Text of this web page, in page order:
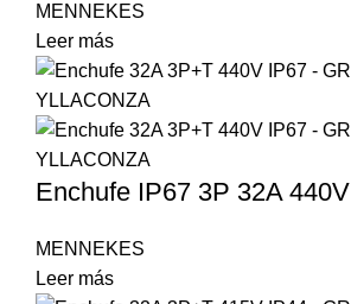
MENNEKES
Leer más
Enchufe IP67 3P 32A 440V
MENNEKES
Leer más